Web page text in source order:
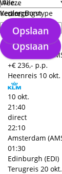
Verzorgingstype
Opslaan
Weeze
Keulen Bonn
Opslaan
09:15
direct
Edinburgh (EDI)
01:30
Amsterdam
+€ 236,- p.p.
Heenreis 10 okt.
10 okt.
21:40
direct
22:10
Amsterdam
01:30
Edinburgh (EDI)
Terugreis 20 okt.